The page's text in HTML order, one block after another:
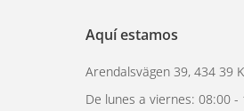
Aquí estamos
Arendalsvägen 39, 434 39
De lunes a viernes: 08:00 -